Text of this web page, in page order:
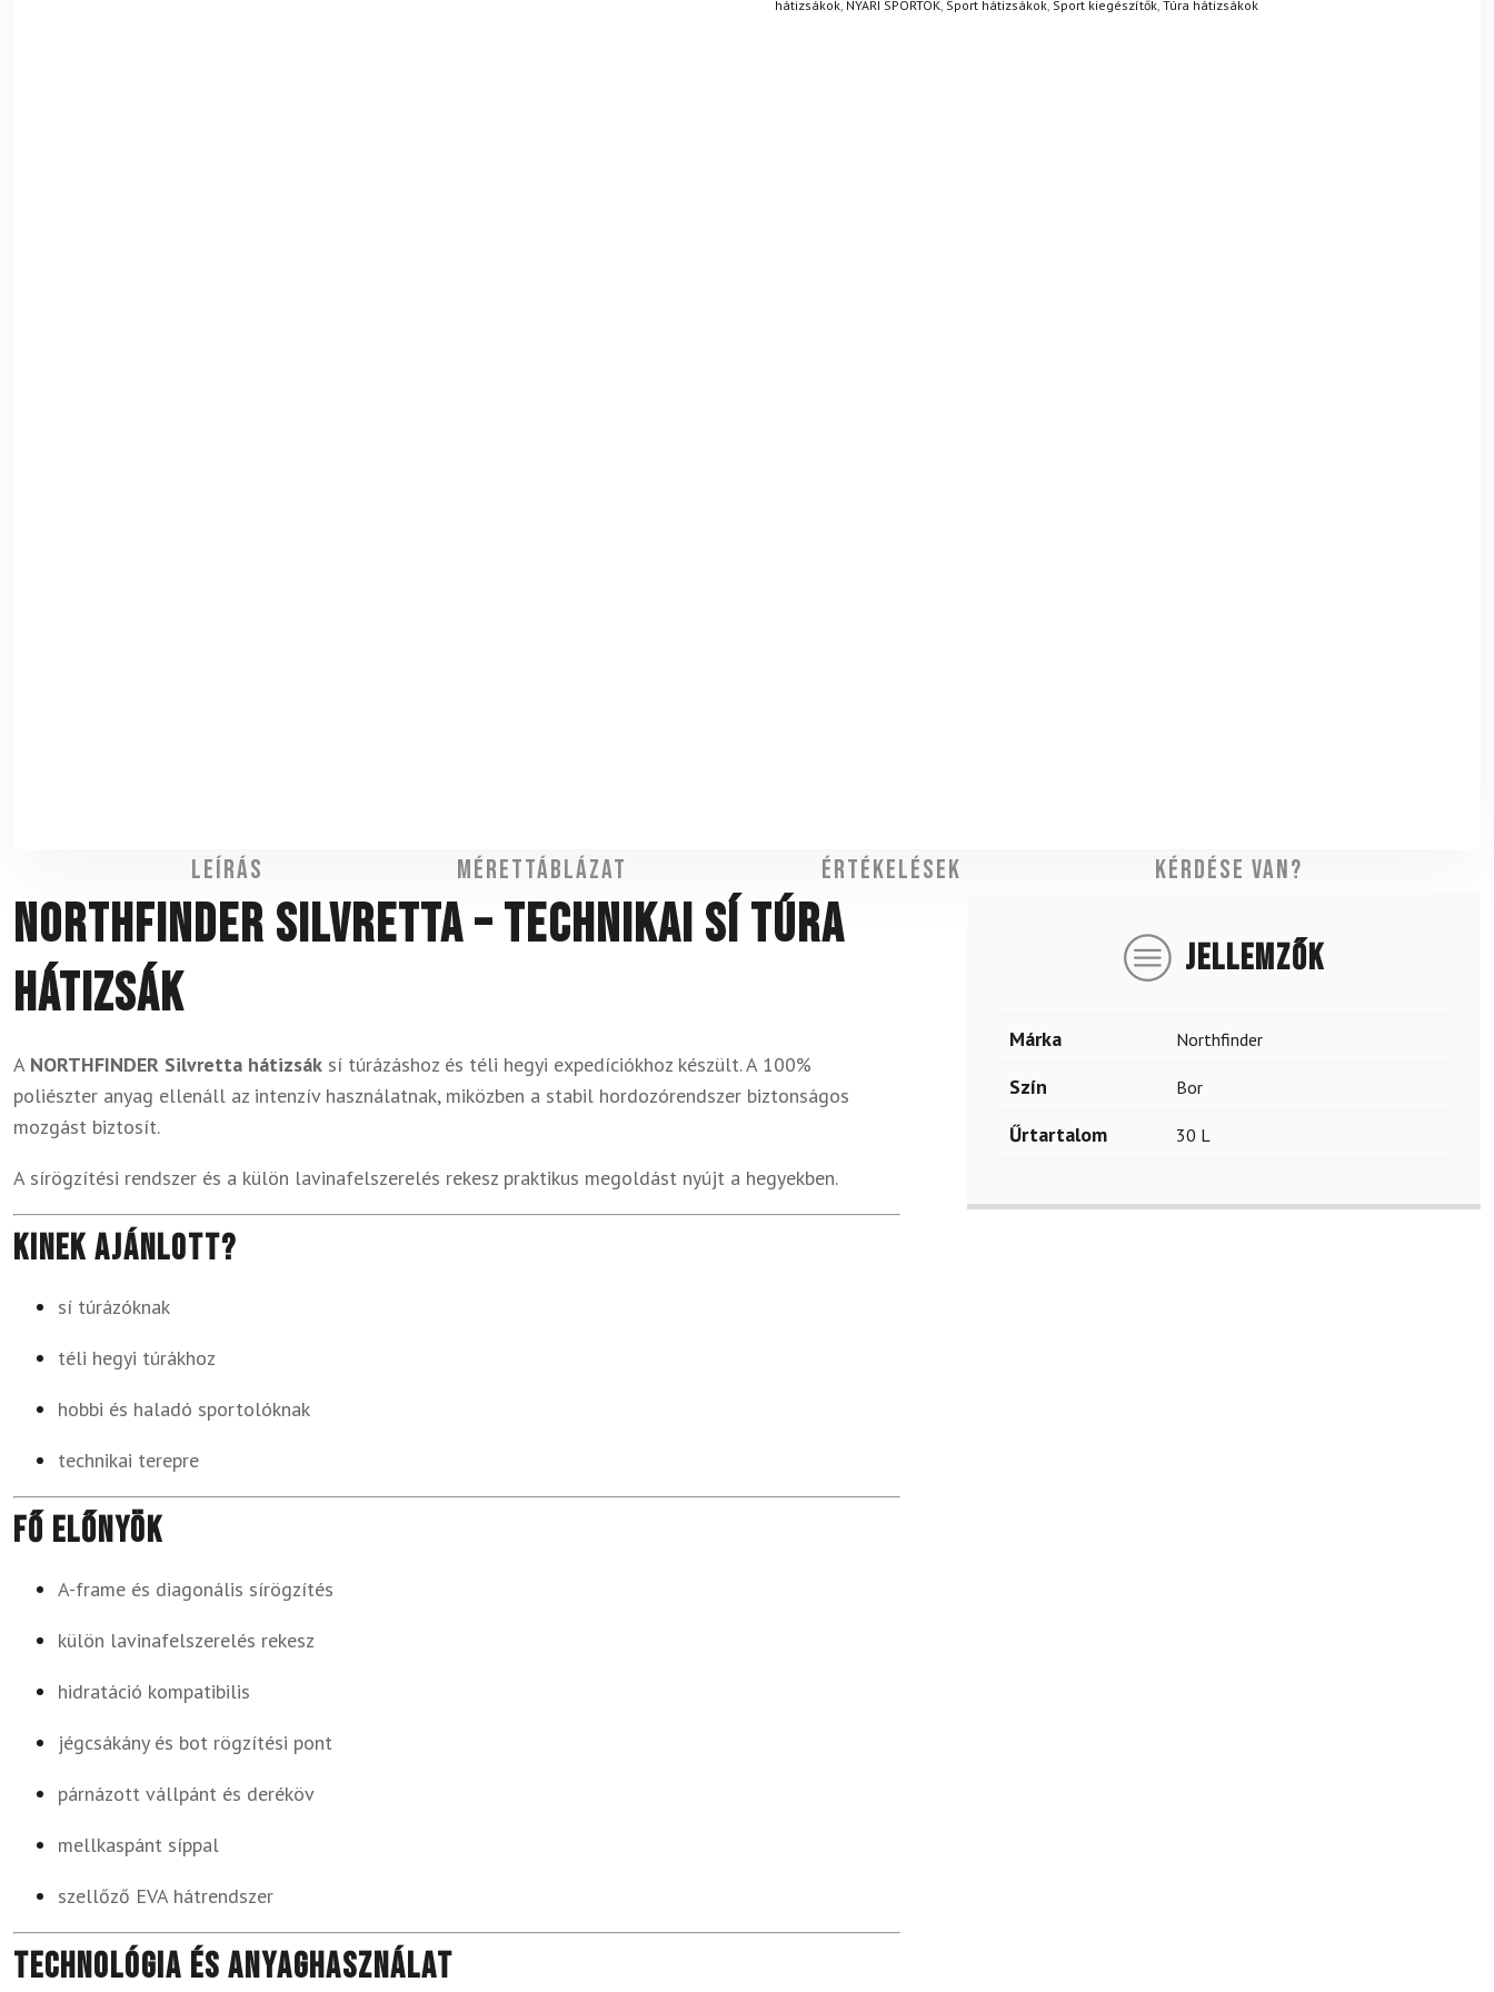
hátizsákok, NYÁRI SPORTOK, Sport hátizsákok, Sport kiegészítők, Túra hátizsákok
Leírás Mérettáblázat Értékelések Kérdése van?
NORTHFINDER Silvretta – technikai sí túra
hátizsák
A NORTHFINDER Silvretta hátizsák sí túrázáshoz és téli hegyi expedíciókhoz készült. A 100%
poliészter anyag ellenáll az intenzív használatnak, miközben a stabil hordozórendszer biztonságos
mozgást biztosít.
A sírögzítési rendszer és a külön lavinafelszerelés rekesz praktikus megoldást nyújt a hegyekben.
Kinek ajánlott?
sí túrázóknak
téli hegyi túrákhoz
hobbi és haladó sportolóknak
technikai terepre
Fő előnyök
A-frame és diagonális sírögzítés
külön lavinafelszerelés rekesz
hidratáció kompatibilis
jégcsákány és bot rögzítési pont
párnázott vállpánt és deréköv
mellkaspánt síppal
szellőző EVA hátrendszer
Technológia és anyaghasználat
JELLEMZŐK
Márka Northfinder
Szín Bor
Űrtartalom 30 L